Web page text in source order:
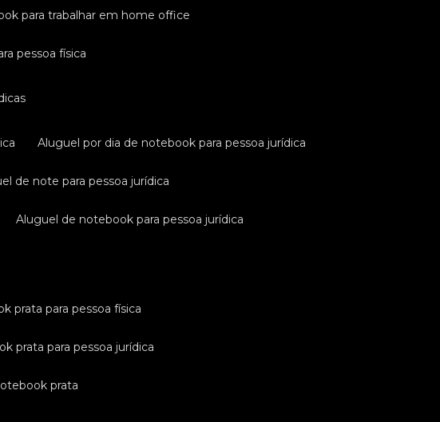
para trabalhar em home office
pessoa física
aluguel por dia de notebook para pessoa jurídica
de note para pessoa jurídica
aluguel de notebook para pessoa jurídica
prata para pessoa física
prata para pessoa jurídica
prata